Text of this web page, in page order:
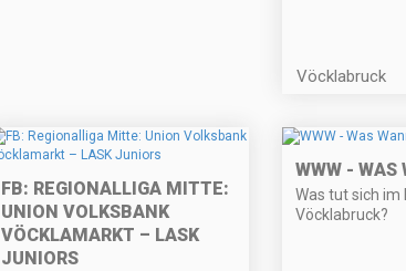
Vöcklabruck
FB: REGIONALLIGA MITTE:
UNION VOLKSBANK
VÖCKLAMARKT – LASK
JUNIORS
WWW - WAS
Was tut sich im
Vöcklabruck?